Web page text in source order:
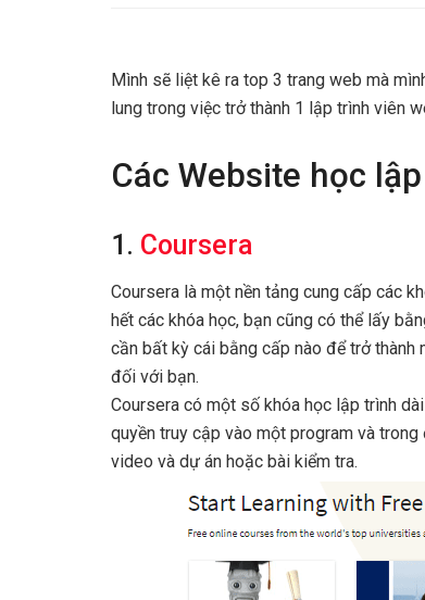
Mình sẽ liệt kê ra top 3 trang web mà
lung trong việc trở thành 1 lập trình viên
Các Website học
1. Coursera
Coursera là một nền tảng cung cấp các
hết các khóa học, bạn cũng có thể lấy
cần bất kỳ cái bằng cấp nào để trở
đối với bạn.
Coursera có một số khóa học lập trình
quyền truy cập vào một program và
video và dự án hoặc bài kiểm tra.